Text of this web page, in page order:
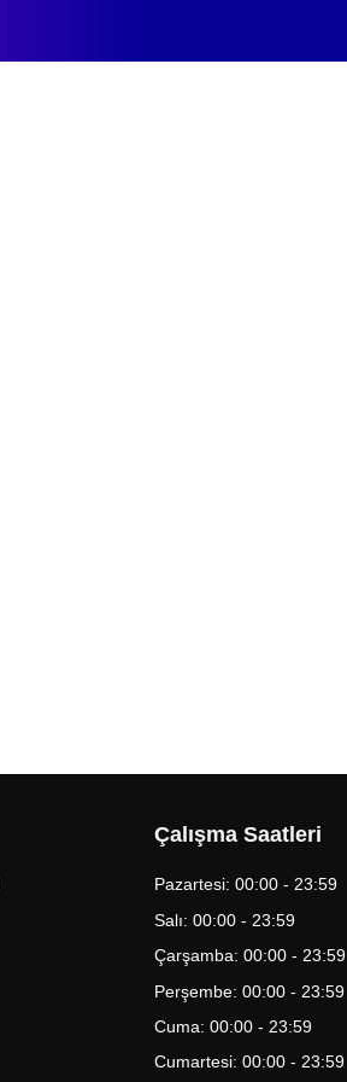
Çalışma Saatleri
Pazartesi: 00:00 - 23:59
Salı: 00:00 - 23:59
Çarşamba: 00:00 - 23:59
Perşembe: 00:00 - 23:59
Cuma: 00:00 - 23:59
Cumartesi: 00:00 - 23:59